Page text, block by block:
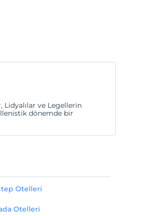
Lidyalılar ve Legellerin
dönemde bir
Otelleri
Otelleri